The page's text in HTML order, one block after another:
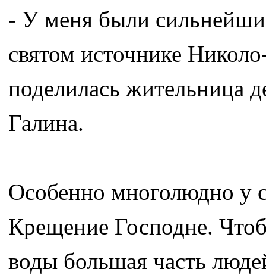
- У меня были
святом источнике
поделилась жительница
Галина.
Особенно многолюдно у
Крещение Господне.
воды большая часть